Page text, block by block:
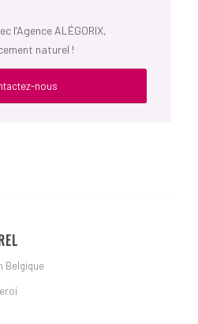
l’Agence ALÉGORIX,
naturel !
nous
Belgique